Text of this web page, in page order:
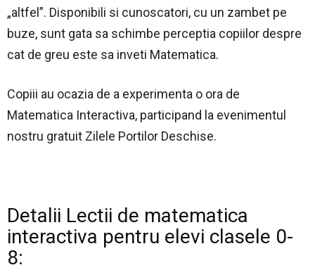
„altfel”. Disponibili si cunoscatori, cu un zambet pe
buze, sunt gata sa schimbe perceptia copiilor despre
cat de greu este sa inveti Matematica.
Copiii au ocazia de a experimenta o ora de
Matematica Interactiva, participand la evenimentul
nostru gratuit Zilele Portilor Deschise.
Detalii Lectii de matematica
interactiva pentru elevi clasele 0-
8: